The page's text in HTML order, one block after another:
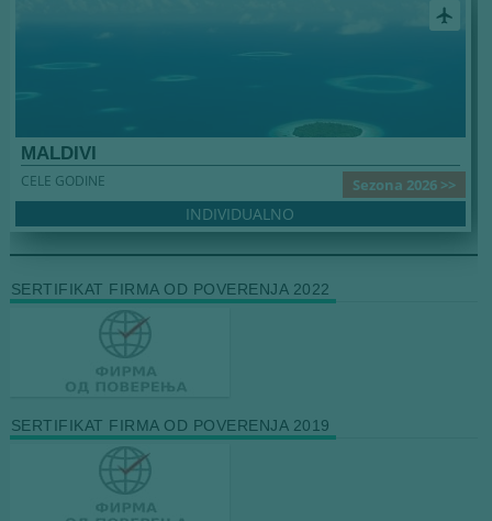
airplanemode_active
MALDIVI
Sezona 2026 >>
CELE GODINE
INDIVIDUALNO
SERTIFIKAT FIRMA OD POVERENJA 2022
SERTIFIKAT FIRMA OD POVERENJA 2019